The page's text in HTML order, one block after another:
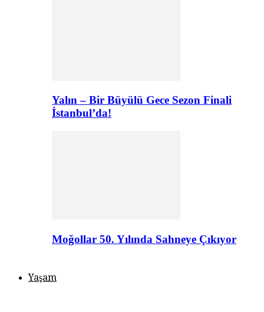
Yalın – Bir Büyülü Gece Sezon Finali
İstanbul’da!
Moğollar 50. Yılında Sahneye Çıkıyor
Yaşam